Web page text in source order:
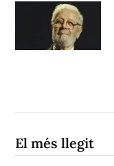
El més llegit